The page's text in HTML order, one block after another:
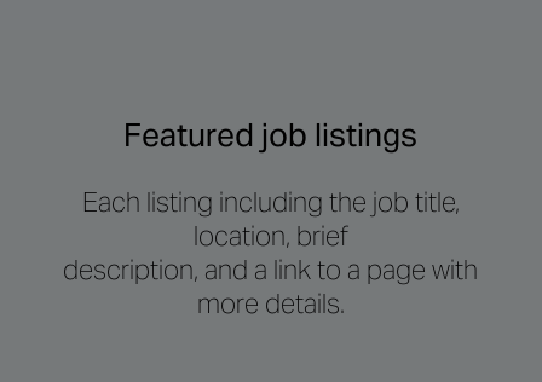
Featured job listings
Each listing including the job title,
location, brief
description, and a link to a page with
more details.